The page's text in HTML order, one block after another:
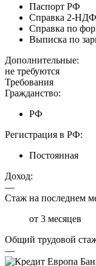
Паспорт РФ
Справка 2-
Справка по
Выписка по
Дополнительные:
не требуются
Требования
Гражданство:
РФ
Регистрация в РФ:
Постоянная
Доход:
—
Стаж на последнем
от 3 месяцев
Общий трудовой
—